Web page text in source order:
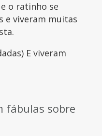
o ratinho se
e viveram muitas
E viveram
fábulas sobre